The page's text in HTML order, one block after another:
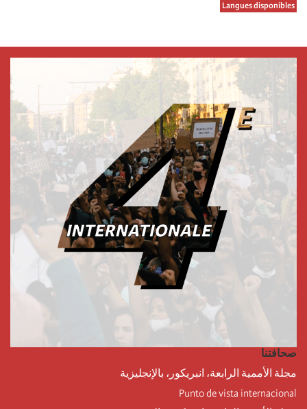
Langues disponibles
صحافتنا
مجلة الأممية الرابعة، انبريكور، بالإنجليزية
Punto de vista internacional